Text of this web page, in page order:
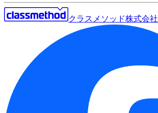
クラスメソッド株式会社